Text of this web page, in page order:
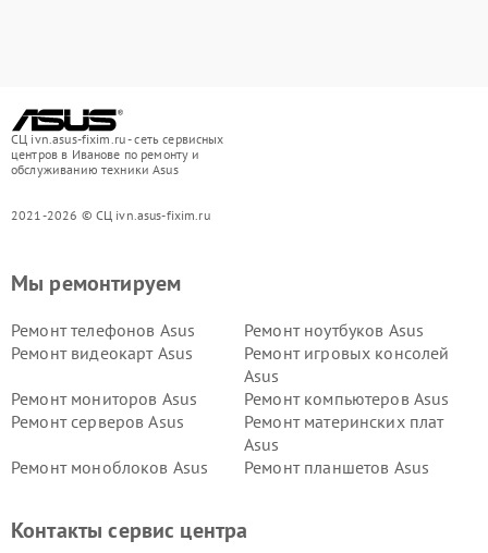
СЦ ivn.asus-fixim.ru - сеть сервисных
центров в Иванове по ремонту и
обслуживанию техники Asus
2021-2026 © СЦ ivn.asus-fixim.ru
Мы ремонтируем
Ремонт телефонов Asus
Ремонт ноутбуков Asus
Ремонт видеокарт Asus
Ремонт игровых консолей
Asus
Ремонт мониторов Asus
Ремонт компьютеров Asus
Ремонт серверов Asus
Ремонт материнских плат
Asus
Ремонт моноблоков Asus
Ремонт планшетов Asus
Контакты сервис центра